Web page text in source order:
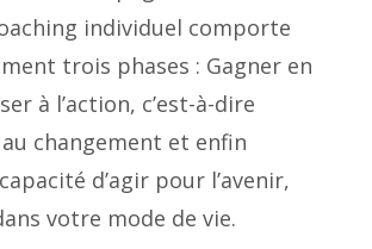
individuel comporte
trois phases : Gagner en
à l’action, c’est-à-dire
changement et enfin
d’agir pour l’avenir,
votre mode de vie.